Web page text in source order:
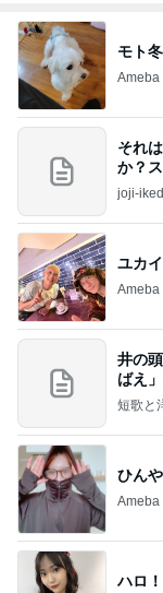
モト
Ameba
それ
か？
joji-
ユカ
Ameba
井の
ばえ
短歌と
ひん
Ameba
ハロ